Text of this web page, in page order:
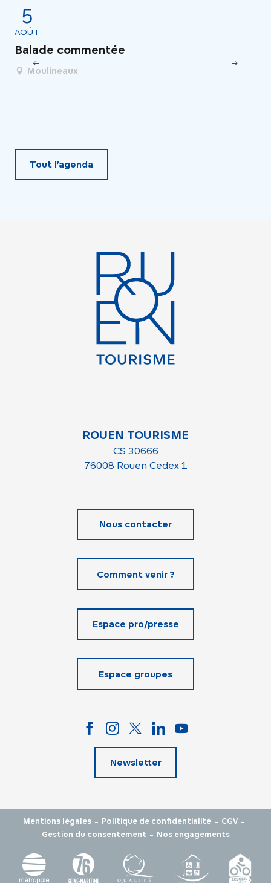
5
AOÛT
Balade commentée
Moulineaux
Tout l’agenda
ROUEN TOURISME
CS 30666
76008 Rouen Cedex 1
Nous contacter
Comment venir ?
Espace pro/presse
Espace groupes
Newsletter
Mentions légales - Politique de confidentialité - CGV -
Gestion du consentement - Nos engagements